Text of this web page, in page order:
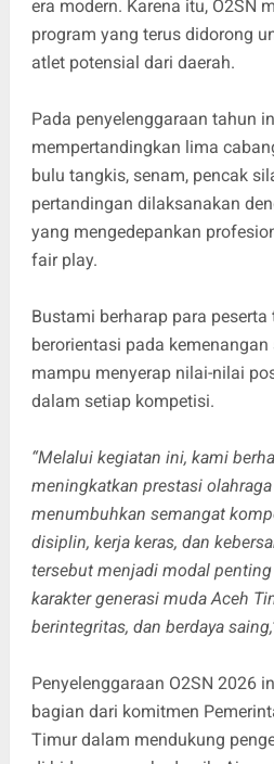
era modern. Karena itu, O2SN
program yang terus didorong
atlet potensial dari daerah.
Pada penyelenggaraan tahun
mempertandingkan lima
bulu tangkis, senam, pencak
pertandingan dilaksanakan
yang mengedepankan
fair play.
Bustami berharap para peserta
berorientasi pada
mampu menyerap nilai-nilai
dalam setiap kompetisi.
“Melalui kegiatan ini, kami
meningkatkan prestasi
menumbuhkan semangat
disiplin, kerja keras, dan
tersebut menjadi modal
karakter generasi muda Aceh
berintegritas, dan berdaya
Penyelenggaraan O2SN 2026
bagian dari komitmen
Timur dalam mendukung